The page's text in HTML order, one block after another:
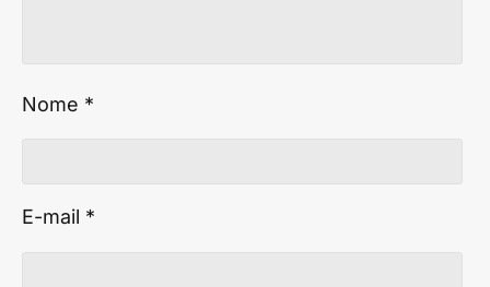
Nome *
E-mail *